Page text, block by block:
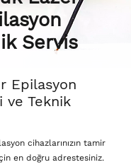
Servis
Epilasyon
ve Teknik
cihazlarınızın tamir
en doğru adrestesiniz.